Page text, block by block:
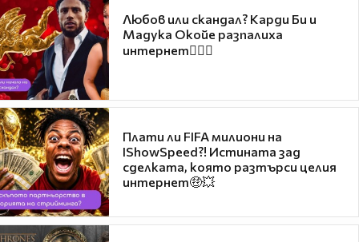
Любов или скандал? Карди Би и
Мадука Окойе разпалиха
интернет❤️‍🔥🔥
Плати ли FIFA милиони на
IShowSpeed?! Истината зад
сделката, която разтърси целия
интернет🤑💥